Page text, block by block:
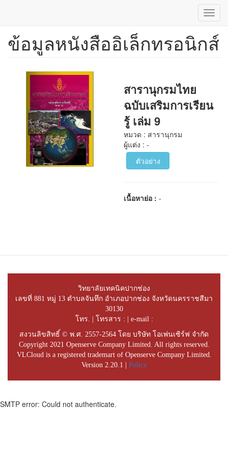
ข้าม
ข้อมูลหนังสืออิเล็กทรอนิกส์
สารานุกรมไทย
ฉบับเสริมการเรียน
รู้ เล่ม 9
หมวด : สารานุกรม
ผู้แต่ง : -
ตัวอย่าง
เนื้อหาย่อ :-
วิทยาลัยเทคนิคปากช่อง
เลขที่ 881 หมู่ 13 ตำบลจันทึก อำเภอปากช่อง จังหวัดนครราชสีมา
30130
โทร. | โทรสาร : | e-mail :
สงวนลิขสิทธิ์ © พ.ศ. 2557-2564 โดย บริษัท โอเพ่นเซิร์ฟ จำกัด
Copyright 2021 Openserve Company Limited. All rights reserved.
VLCloud is a registered trademart of Openserve Company Limited.
Version 2.20.1 | Policy
SMTP error: Could not authenticate.